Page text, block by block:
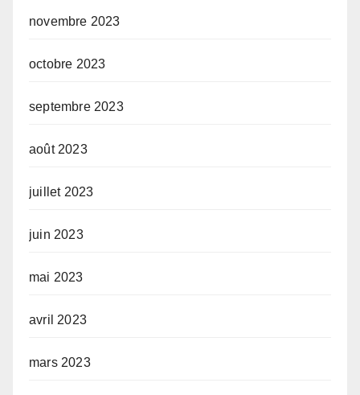
novembre 2023
octobre 2023
septembre 2023
août 2023
juillet 2023
juin 2023
mai 2023
avril 2023
mars 2023